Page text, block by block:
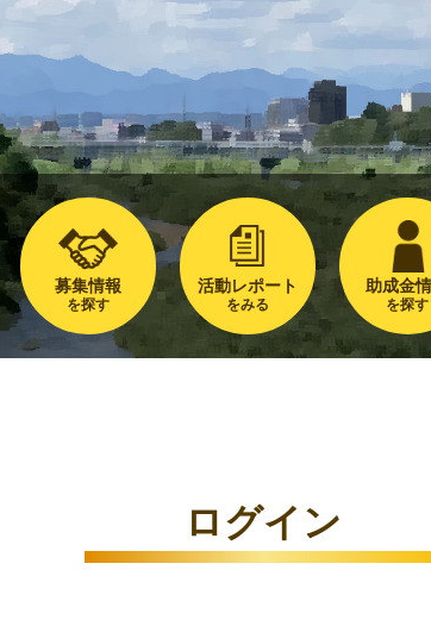
募集情報
を探す
活動レポート
をみる
助成金
を探す
ログイン